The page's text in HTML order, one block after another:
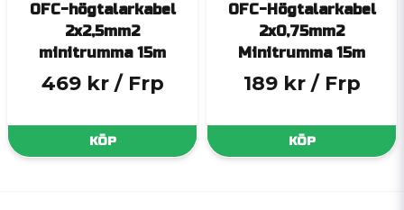
OFC-högtalarkabel
2x2,5mm2
minitrumma 15m
469 kr / Frp
KÖP
OFC-Högtalarkabel
2x0,75mm2
Minitrumma 15m
189 kr / Frp
KÖP